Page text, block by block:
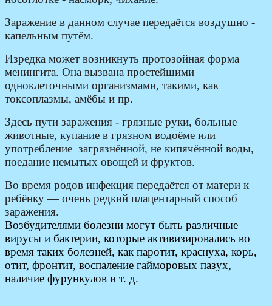
Заражение в данном случае передаётся воздушно -
капельным путём.
Изредка может возникнуть протозойная форма
менингита. Она вызвана простейшими
одноклеточными организмами, такими, как
токсоплазмы, амёбы и пр.
Здесь пути заражения - грязные руки, больные
животные, купание в грязном водоёме или
употребление загрязнённой, не кипячённой воды,
поедание немытых овощей и фруктов.
Во время родов инфекция передаётся от матери к
ребёнку — очень редкий плацентарный способ
заражения.
Возбудителями болезни могут быть различные
вирусы и бактерии, которые активизировались во
время таких болезней, как паротит, краснуха, корь,
отит, фронтит, воспаление гайморовых пазух,
наличие фурункулов и т. д.